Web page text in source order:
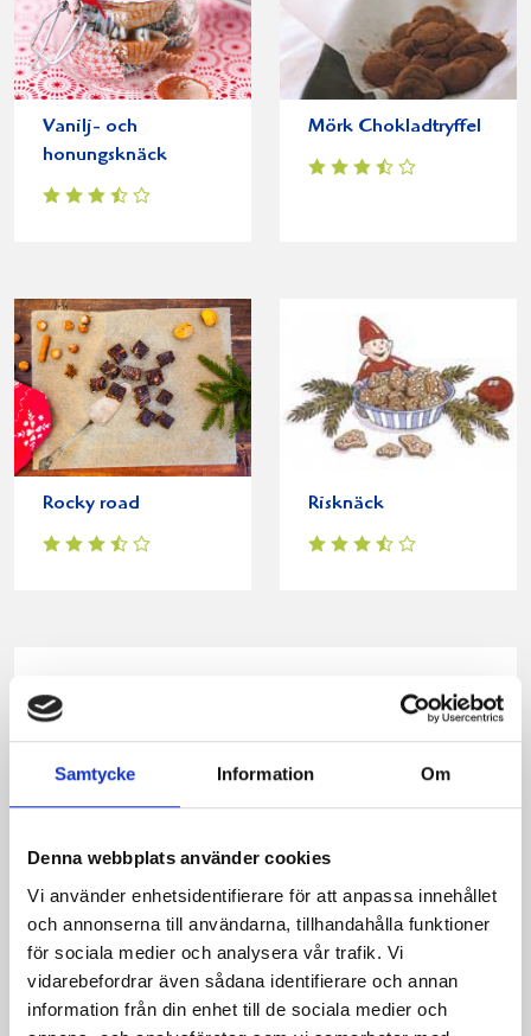
Samtycke Information Om
Denna webbplats använder cookies
Vi använder enhetsidentifierare för att anpassa innehållet
och annonserna till användarna, tillhandahålla funktioner
för sociala medier och analysera vår trafik. Vi
vidarebefordrar även sådana identifierare och annan
information från din enhet till de sociala medier och
Vanilj- och
honungsknäck
Mörk Chokladtryffel
Rocky road Risknäck
Produkter i receptet: